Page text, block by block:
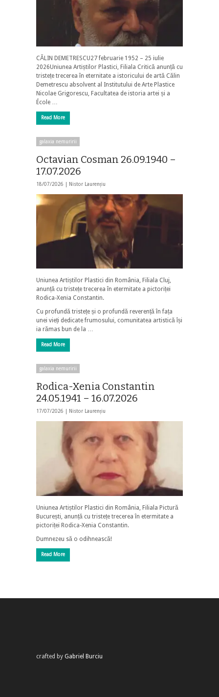
CĂLIN DEMETRESCU27 februarie 1952 – 25 iulie
2026Uniunea Artiștilor Plastici, Filiala Critică anunță cu
tristețe trecerea în eternitate a istoricului de artă Călin
Demetrescu absolvent al Institutului de Arte Plastice
Nicolae Grigorescu, Facultatea de istoria artei și a
École …
Read More
galaxia nemuririi
Octavian Cosman 26.09.1940 –
17.07.2026
18/07/2026 | Nistor Laurențiu
Uniunea Artiștilor Plastici din România, Filiala Cluj,
anunță cu tristețe trecerea în etermitate a pictoriței
Rodica-Xenia Constantin.
Cu profundă tristețe și o profundă reverență în fața
unei vieți dedicate frumosului, comunitatea artistică își
ia rămas bun de la …
Read More
galaxia nemuririi
Rodica-Xenia Constantin
24.05.1941 – 16.07.2026
17/07/2026 | Nistor Laurențiu
Uniunea Artiștilor Plastici din România, Filiala Pictură
București, anunță cu tristețe trecerea în etermitate a
pictoriței Rodica-Xenia Constantin.
Dumnezeu să o odihnească!
Read More
crafted by Gabriel Burciu